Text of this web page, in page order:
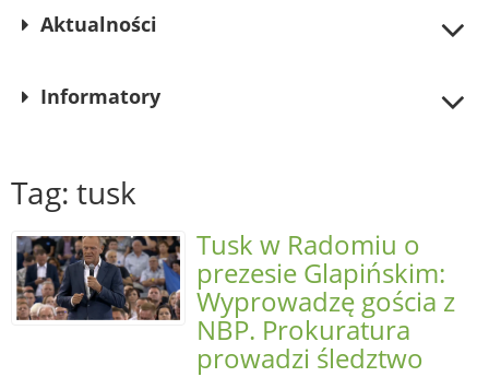
Aktualności
Informatory
Tag: tusk
Tusk w Radomiu o
prezesie Glapińskim:
Wyprowadzę gościa z
NBP. Prokuratura
prowadzi śledztwo